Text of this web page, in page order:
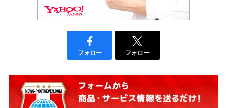
フォロー フォロー